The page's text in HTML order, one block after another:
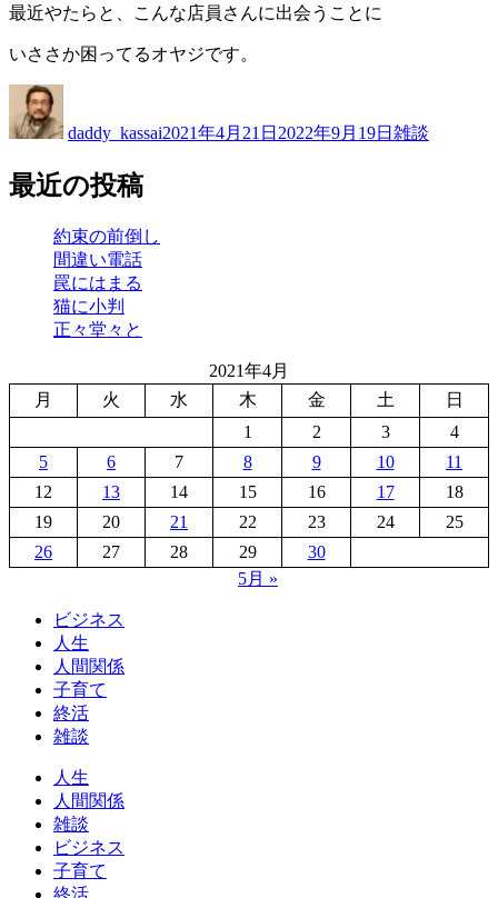
最近やたらと、こんな店員さんに出会うことに
いささか困ってるオヤジです。
者
daddy_kassai日:
2021年4月21日 2022年9月19日ゴ
雑談
最近の投稿
約束の前倒し
間違い電話
罠にはまる
猫に小判
正々堂々と
2021年4月
月
火 水 木 金 土
日
1
2 3
4
5
6 7 8 9 10
11
12
13 14 15 16 17
18
19
20 21 22 23 24
25
26
27 28 29
30
5月 »
ビジネス
人生
人間関係
子育て
終活
雑談
人生
人間関係
雑談
ビジネス
子育て
終活